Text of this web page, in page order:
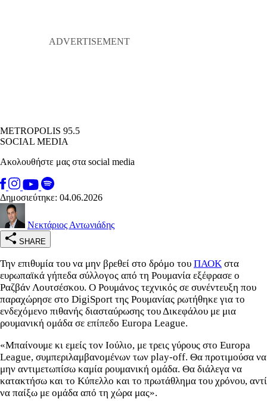
METROPOLIS 95.5
SOCIAL MEDIA
Ακολουθήστε μας στα social media
Δημοσιεύτηκε: 04.06.2026
Νεκτάριος Αντωνιάδης
SHARE
Την επιθυμία του να μην βρεθεί στο δρόμο του ΠΑΟΚ στα
ευρωπαϊκά γήπεδα σύλλογος από τη Ρουμανία εξέφρασε ο
Ραζβάν Λουτσέσκου. Ο Ρουμάνος τεχνικός σε συνέντευξη που
παραχώρησε στο DigiSport της Ρουμανίας ρωτήθηκε για το
ενδεχόμενο πιθανής διασταύρωσης του Δικεφάλου με μια
ρουμανική ομάδα σε επίπεδο Europa League.
«Μπαίνουμε κι εμείς τον Ιούλιο, με τρεις γύρους στο Europa
League, συμπεριλαμβανομένων των play-off. Θα προτιμούσα να
μην αντιμετωπίσω καμία ρουμανική ομάδα. Θα διάλεγα να
κατακτήσω και το Κύπελλο και το πρωτάθλημα του χρόνου, αντί
να παίξω με ομάδα από τη χώρα μας».